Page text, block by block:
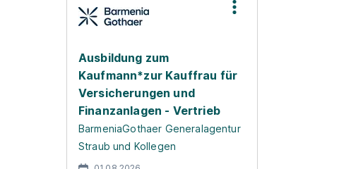
Ausbildung zum
Kaufmann*zur Kauffrau für
Versicherungen und
Finanzanlagen - Vertrieb
BarmeniaGothaer Generalagentur
Straub und Kollegen